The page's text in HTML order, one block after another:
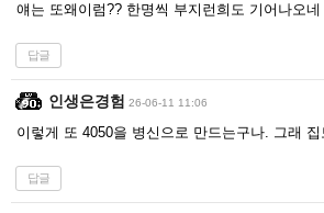
얘는 또왜이럼?? 한명씩 부지런희도 기어나오네
답글
인생은경험 26-06-11 11:06
이렇게 또 4050을 병신으로 만드는구나. 그래
답글